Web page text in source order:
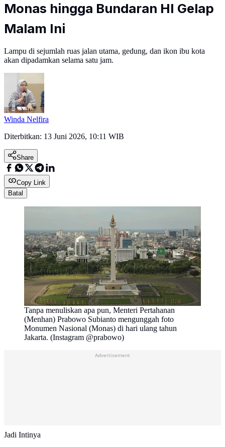
Monas hingga Bundaran HI Gelap
Malam Ini
Lampu di sejumlah ruas jalan utama, gedung, dan ikon ibu kota
akan dipadamkan selama satu jam.
Winda Nelfira
Diterbitkan: 13 Juni 2026, 10:11 WIB
Share
Copy Link
Batal
Tanpa menuliskan apa pun, Menteri Pertahanan
(Menhan) Prabowo Subianto mengunggah foto
Monumen Nasional (Monas) di hari ulang tahun
Jakarta. (Instagram @prabowo)
Advertisement
Jadi Intinya